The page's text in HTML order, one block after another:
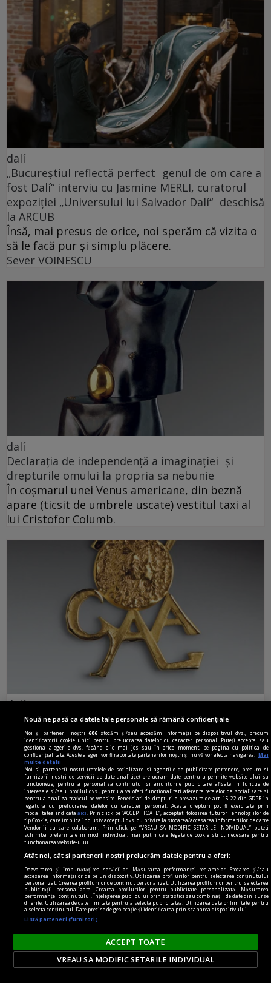
dalí
„Bucureștiul reflectă perfect genul de om care a
fost Dalí“ interviu cu Jasmine MERLI, curatorul
expoziției „Universului lui Salvador Dalí“ deschisă
la ARCUB
Însă, mai presus de orice, noi sperăm că vizita o
să le facă pur și simplu plăcere.
Sever VOINESCU
dalí
Declarația de independență a imaginației și
drepturile omului la propria sa nebunie
În coșmarul unei Venus americane, din beznă
apare (ticsit de umbrele uscate) vestitul taxi al
lui Cristofor Columb.
dalí
Gala
Numai Gala și Dalí sînt deghizați într‑o mitologie
deja indestructibilă.
dalí
Suprarealismul sînt eu! Avida Dollars
Materia nu poate fi spiritualizată decît dacă o
torni în aur.
Nouă ne pasă ca datele tale personale să rămână confidențiale
Noi și partenerii noștri606 stocăm și/sau accesăm informații pe dispozitivul dvs., precum
identificatorii cookie unici pentru prelucrarea datelor cu caracter personal. Puteți accepta sau
gestiona alegerile dvs. făcând clic mai jos sau în orice moment, pe pagina cu politica de
confidențialitate. Aceste alegeri vor fi raportate partenerilor noștri și nu vă vor afecta navigarea.
Mai
multe detalii
Noi si partenerii nostri (retelele de socializare si agentiile de publicitate partenere, precum si
furnizorii nostri de servicii de date analitice) prelucram date pentru a permite website-ului sa
functioneze, pentru a personaliza continutul si anunturile publicitare afisate in functie de
interesele si/sau profilul dvs., pentru a va oferi functionalitati aferente retelelor de socializare si
pentru a analiza traficul pe website. Beneficiati de drepturile prevazute de art. 15-22 din GDPR in
legatura cu prelucrarea datelor cu caracter personal. Aceste drepturi pot fi exercitate prin
modalitatea indicataaici
. Prin click pe “ACCEPT TOATE”, acceptati folosirea tuturor Tehnologiilor de
tip Cookie, care implica inclusiv acceptul dvs. cu privire la stocarea/accesarea informatiilor de catre
Vendor-ii cu care colaboram. Prin click pe “VREAU SA MODIFIC SETARILE INDIVIDUAL” puteti
schimba preferintele in mod individual, mai putin cele legate de cookie strict necesare pentru
functionarea website-ului.
Atât noi, cât și partenerii noștri prelucrăm datele pentru a oferi:
Dezvoltarea și îmbunătățirea serviciilor. Măsurarea performanței reclamelor. Stocarea și/sau
accesarea informațiilor de pe un dispozitiv. Utilizarea profilurilor pentru selectarea conținutului
personalizat. Crearea profilurilor de conținut personalizat. Utilizarea profilurilor pentru selectarea
publicității personalizate. Crearea profilurilor pentru publicitate personalizată. Măsurarea
performanței conținutului. Înțelegerea publicului prin statistici sau combinații de date din surse
diferite. Utilizarea de date limitate pentru a selecta publicitatea. Utilizarea datelor limitate pentru
a selecta conținutul. Date precise de geolocație și identificarea prin scanarea dispozitivului.
Listă parteneri (furnizori)
ACCEPT TOATE
VREAU SA MODIFIC SETARILE INDIVIDUAL